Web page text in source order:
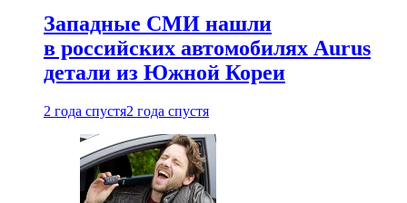
Западные СМИ нашли
в российских автомобилях Aurus
детали из Южной Кореи
2 года спустя2 года спустя